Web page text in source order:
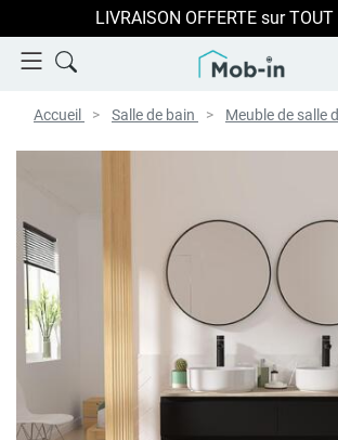
LIVRAISON OFFERTE sur
Accueil Salle de bain Meuble de salle